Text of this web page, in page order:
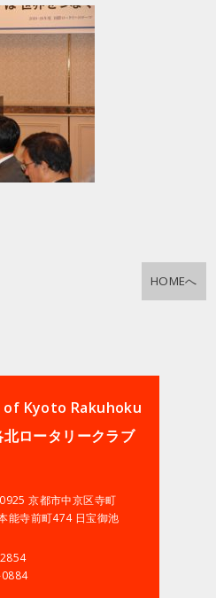
HOMEへ
Kyoto Rakuhoku
ロータリークラブ
京都市中京区寺町
能寺前町474 日宝御池